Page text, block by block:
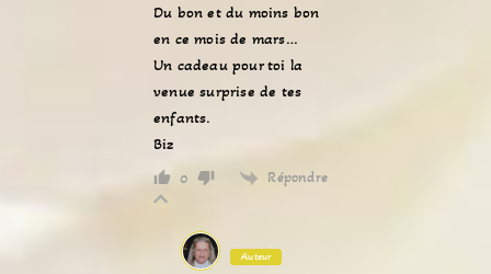
Du bon et du moins bon
en ce mois de mars…
Un cadeau pour toi la
venue surprise de tes
enfants.
Biz
0 Répondre
Auteur